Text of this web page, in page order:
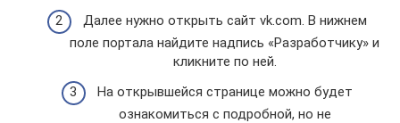
Далее нужно открыть сайт vk.com. В нижнем
поле портала найдите надпись «Разработчику» и
кликните по ней.
На открывшейся странице можно будет
ознакомиться с подробной, но не